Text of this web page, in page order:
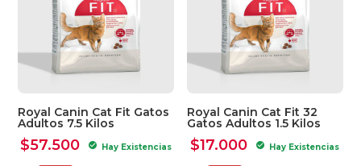
Ver Carrito
Seguir Comprando
Royal Canin Cat Fit Gatos
Adultos 7.5 Kilos
$57.500 check_circle Hay Existencias
Royal Canin Cat Fit 32
Gatos Adultos 1.5 Kilos
$17.000 check_circle Hay Existencias